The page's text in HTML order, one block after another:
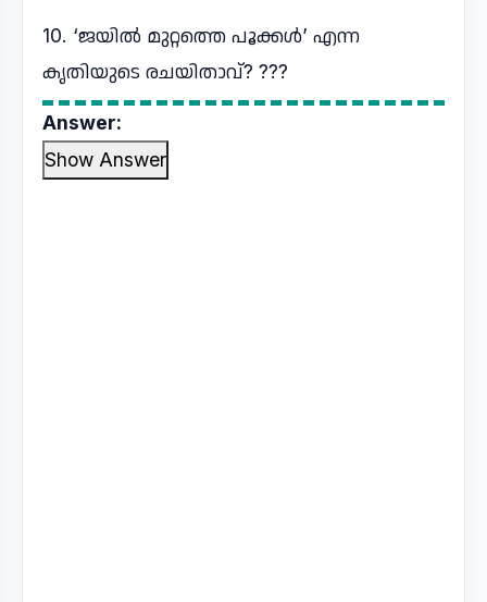
10. ‘ജയിൽ മുറ്റത്തെ പൂക്കൾ’ എന്ന
കൃതിയുടെ രചയിതാവ്? ???
Answer:
Show Answer